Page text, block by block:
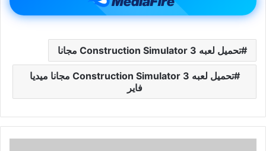
تحميل لعبه Construction Simulator 3 مجانا
تحميل لعبه Construction Simulator 3 مجانا ميديا
فاير